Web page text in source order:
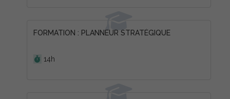
FORMATION : PLANNEUR STRATÉGIQUE
14h